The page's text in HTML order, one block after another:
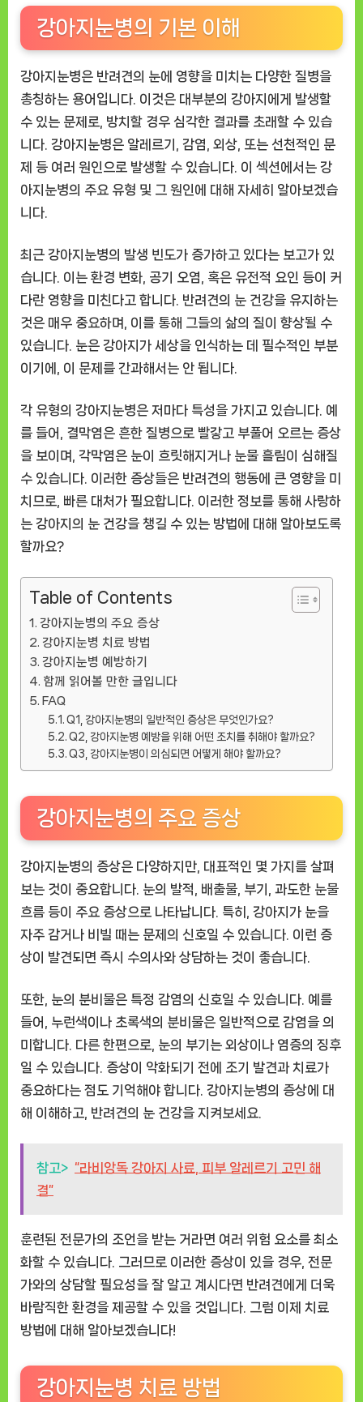
강아지눈병의 기본 이해
강아지눈병은 반려견의 눈에 영향을 미치는 다양한 질병을
총칭하는 용어입니다. 이것은 대부분의 강아지에게 발생할
수 있는 문제로, 방치할 경우 심각한 결과를 초래할 수 있습
니다. 강아지눈병은 알레르기, 감염, 외상, 또는 선천적인 문
제 등 여러 원인으로 발생할 수 있습니다. 이 섹션에서는 강
아지눈병의 주요 유형 및 그 원인에 대해 자세히 알아보겠습
니다.
최근 강아지눈병의 발생 빈도가 증가하고 있다는 보고가 있
습니다. 이는 환경 변화, 공기 오염, 혹은 유전적 요인 등이 커
다란 영향을 미친다고 합니다. 반려견의 눈 건강을 유지하는
것은 매우 중요하며, 이를 통해 그들의 삶의 질이 향상될 수
있습니다. 눈은 강아지가 세상을 인식하는 데 필수적인 부분
이기에, 이 문제를 간과해서는 안 됩니다.
각 유형의 강아지눈병은 저마다 특성을 가지고 있습니다. 예
를 들어, 결막염은 흔한 질병으로 빨갛고 부풀어 오르는 증상
을 보이며, 각막염은 눈이 흐릿해지거나 눈물 흘림이 심해질
수 있습니다. 이러한 증상들은 반려견의 행동에 큰 영향을 미
치므로, 빠른 대처가 필요합니다. 이러한 정보를 통해 사랑하
는 강아지의 눈 건강을 챙길 수 있는 방법에 대해 알아보도록
할까요?
Table of Contents
강아지눈병의 주요 증상
강아지눈병 치료 방법
강아지눈병 예방하기
함께 읽어볼 만한 글입니다
FAQ
Q1, 강아지눈병의 일반적인 증상은 무엇인가요?
Q2, 강아지눈병 예방을 위해 어떤 조치를 취해야 할까요?
Q3, 강아지눈병이 의심되면 어떻게 해야 할까요?
강아지눈병의 주요 증상
강아지눈병의 증상은 다양하지만, 대표적인 몇 가지를 살펴
보는 것이 중요합니다. 눈의 발적, 배출물, 부기, 과도한 눈물
흐름 등이 주요 증상으로 나타납니다. 특히, 강아지가 눈을
자주 감거나 비빌 때는 문제의 신호일 수 있습니다. 이런 증
상이 발견되면 즉시 수의사와 상담하는 것이 좋습니다.
또한, 눈의 분비물은 특정 감염의 신호일 수 있습니다. 예를
들어, 누런색이나 초록색의 분비물은 일반적으로 감염을 의
미합니다. 다른 한편으로, 눈의 부기는 외상이나 염증의 징후
일 수 있습니다. 증상이 악화되기 전에 조기 발견과 치료가
중요하다는 점도 기억해야 합니다. 강아지눈병의 증상에 대
해 이해하고, 반려견의 눈 건강을 지켜보세요.
참고> “라비앙독 강아지 사료, 피부 알레르기 고민 해
결”
훈련된 전문가의 조언을 받는 거라면 여러 위험 요소를 최소
화할 수 있습니다. 그러므로 이러한 증상이 있을 경우, 전문
가와의 상담할 필요성을 잘 알고 계시다면 반려견에게 더욱
바람직한 환경을 제공할 수 있을 것입니다. 그럼 이제 치료
방법에 대해 알아보겠습니다!
강아지눈병 치료 방법